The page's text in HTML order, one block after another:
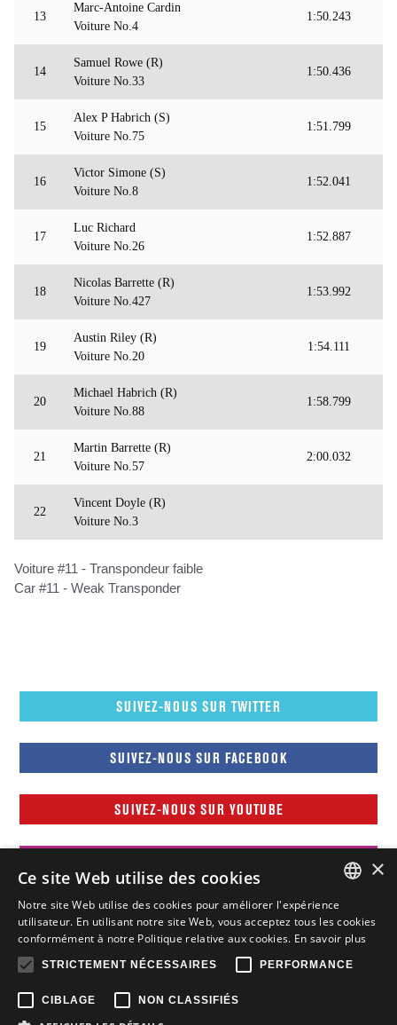
13
Marc-Antoine Cardin
Voiture No.4
1:50.243
14
Samuel Rowe (R)
Voiture No.33
1:50.436
15
Alex P Habrich (S)
Voiture No.75
1:51.799
16
Victor Simone (S)
Voiture No.8
1:52.041
17
Luc Richard
Voiture No.26
1:52.887
18
Nicolas Barrette (R)
Voiture No.427
1:53.992
19
Austin Riley (R)
Voiture No.20
1:54.111
20
Michael Habrich (R)
Voiture No.88
1:58.799
21
Martin Barrette (R)
Voiture No.57
2:00.032
22
Vincent Doyle (R)
Voiture No.3
Voiture #11 - Transpondeur faible
Car #11 - Weak Transponder
SUIVEZ-NOUS SUR TWITTER
SUIVEZ-NOUS SUR FACEBOOK
SUIVEZ-NOUS SUR YOUTUBE
Tous droits réservés © Nissan Canada Inc., 2015-2026
FRENCH
FRENCH
×
Ce site Web utilise des cookies
Notre site Web utilise des cookies pour améliorer l'expérience
utilisateur. En utilisant notre site Web, vous acceptez tous les cookies
conformément à notre Politique relative aux cookies. En savoir plus
STRICTEMENT NÉCESSAIRES PERFORMANCE
CIBLAGE NON CLASSIFIÉS